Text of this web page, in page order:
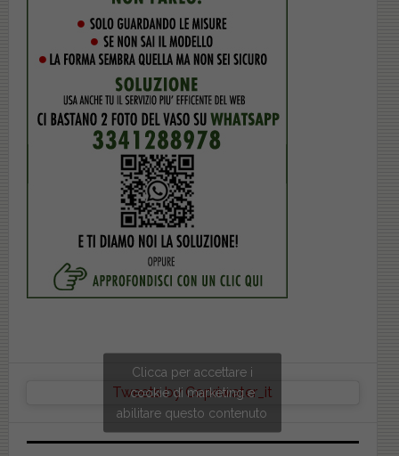
Tweets by Copriwater_it
Clicca per accettare i
cookie di marketing e
abilitare questo contenuto